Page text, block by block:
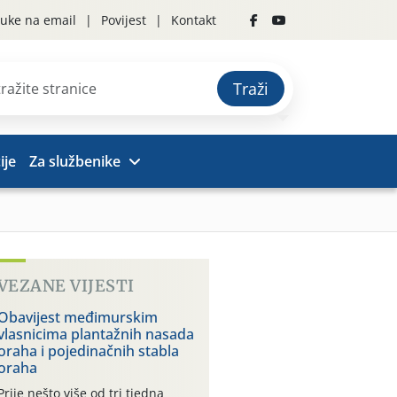
na email Povijest Kontakt
Traži
Za službenike
VIJESTI
međimurskim
plantažnih nasada
i pojedinačnih stabla
nešto više od tri tjedna